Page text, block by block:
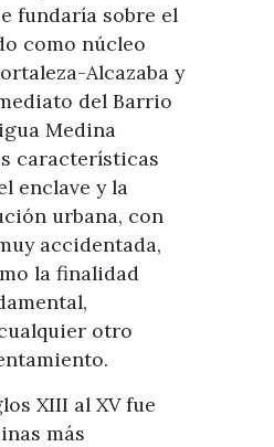
fundaría sobre el
como núcleo
Alcazaba y
del Barrio
Medina
características
enclave y la
urbana, con
accidentada,
la finalidad
otro
XIII al XV fue
más